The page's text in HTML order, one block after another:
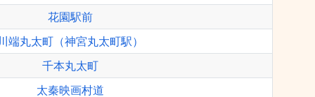
花園駅前
端丸太町（神宮丸太町駅）
千本丸太町
太秦映画村道